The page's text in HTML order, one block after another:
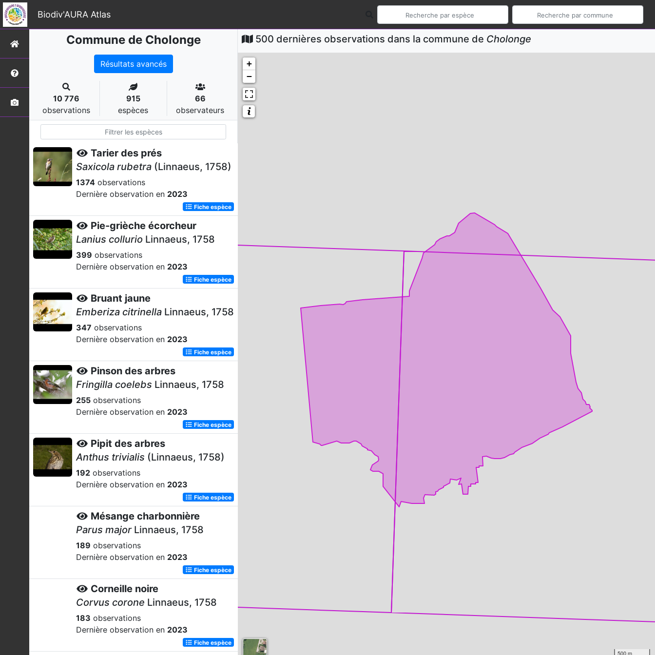
Biodiv'AURA Atlas
Commune de Cholonge
Résultats avancés
10 776
observations
915
espèces
66
observateurs
Tarier des prés
Saxicola rubetra (Linnaeus, 1758)
1374 observations
Dernière observation en 2023
Fiche espèce
Pie-grièche écorcheur
Lanius collurio Linnaeus, 1758
399 observations
Dernière observation en 2023
Fiche espèce
Bruant jaune
Emberiza citrinella Linnaeus, 1758
347 observations
Dernière observation en 2023
Fiche espèce
Pinson des arbres
Fringilla coelebs Linnaeus, 1758
255 observations
Dernière observation en 2023
Fiche espèce
Pipit des arbres
Anthus trivialis (Linnaeus, 1758)
192 observations
Dernière observation en 2023
Fiche espèce
Mésange charbonnière
Parus major Linnaeus, 1758
189 observations
Dernière observation en 2023
Fiche espèce
Corneille noire
Corvus corone Linnaeus, 1758
183 observations
Dernière observation en 2023
Fiche espèce
500 dernières observations dans la commune de Cholonge
+
−
500 m